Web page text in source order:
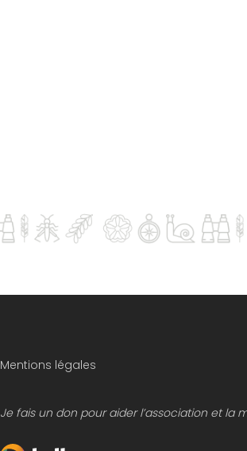
Mentions légales
Je fais un don pour aider l’association et la